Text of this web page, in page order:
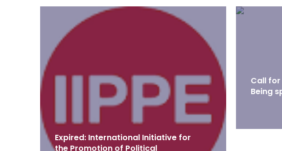
Expired: International Initiative for
the Promotion of Political
Call
Being